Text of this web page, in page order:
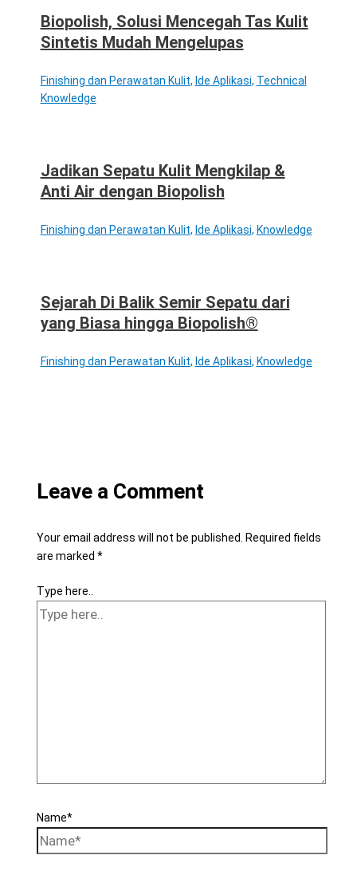
Biopolish, Solusi Mencegah Tas Kulit
Sintetis Mudah Mengelupas
Finishing dan Perawatan Kulit, Ide Aplikasi, Technical
Knowledge
Jadikan Sepatu Kulit Mengkilap &
Anti Air dengan Biopolish
Finishing dan Perawatan Kulit, Ide Aplikasi, Knowledge
Sejarah Di Balik Semir Sepatu dari
yang Biasa hingga Biopolish®
Finishing dan Perawatan Kulit, Ide Aplikasi, Knowledge
Leave a Comment
Your email address will not be published.
Required fields
are marked *
Type here..
Name*